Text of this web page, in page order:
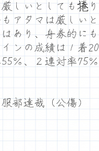
しいとしても捲
アタマは厳しい
あり、舟券的に
ンの成績は１着
％、２連対率75
部達哉（公傷）